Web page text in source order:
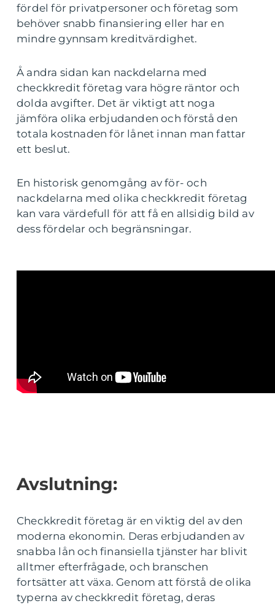
fördel för privatpersoner och företag som
behöver snabb finansiering eller har en
mindre gynnsam kreditvärdighet.
Å andra sidan kan nackdelarna med
checkkredit företag vara högre räntor och
dolda avgifter. Det är viktigt att noga
jämföra olika erbjudanden och förstå den
totala kostnaden för lånet innan man fattar
ett beslut.
En historisk genomgång av för- och
nackdelarna med olika checkkredit företag
kan vara värdefull för att få en allsidig bild av
dess fördelar och begränsningar.
Avslutning:
Checkkredit företag är en viktig del av den
moderna ekonomin. Deras erbjudanden av
snabba lån och finansiella tjänster har blivit
alltmer efterfrågade, och branschen
fortsätter att växa. Genom att förstå de olika
typerna av checkkredit företag, deras